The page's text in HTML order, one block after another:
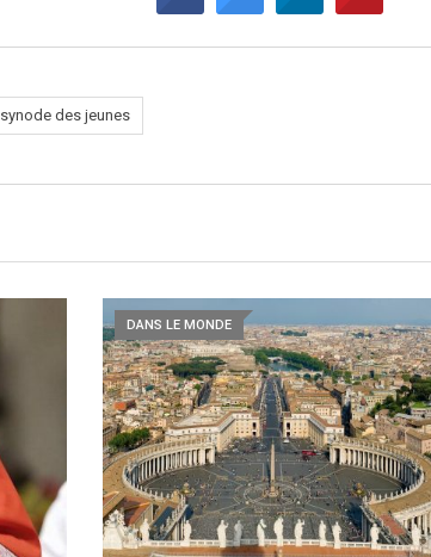
synode des jeunes
DANS LE MONDE